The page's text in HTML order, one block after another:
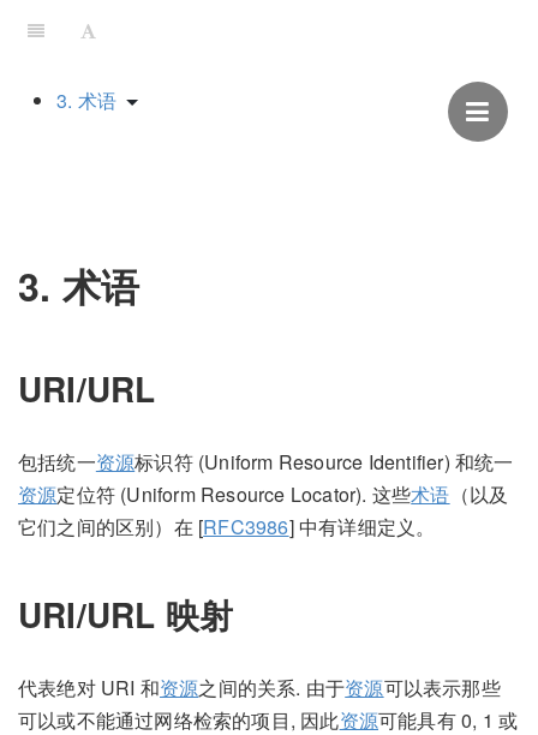
3. 术语
3. 术语
URI/URL
包括统一资源标识符 (Uniform Resource Identifier) 和统一
资源定位符 (Uniform Resource Locator). 这些术语 （以及
它们之间的区别）在 [RFC3986] 中有详细定义。
URI/URL 映射
代表绝对 URI 和资源之间的关系. 由于资源可以表示那些
可以或不能通过网络检索的项目, 因此资源可能具有 0, 1 或